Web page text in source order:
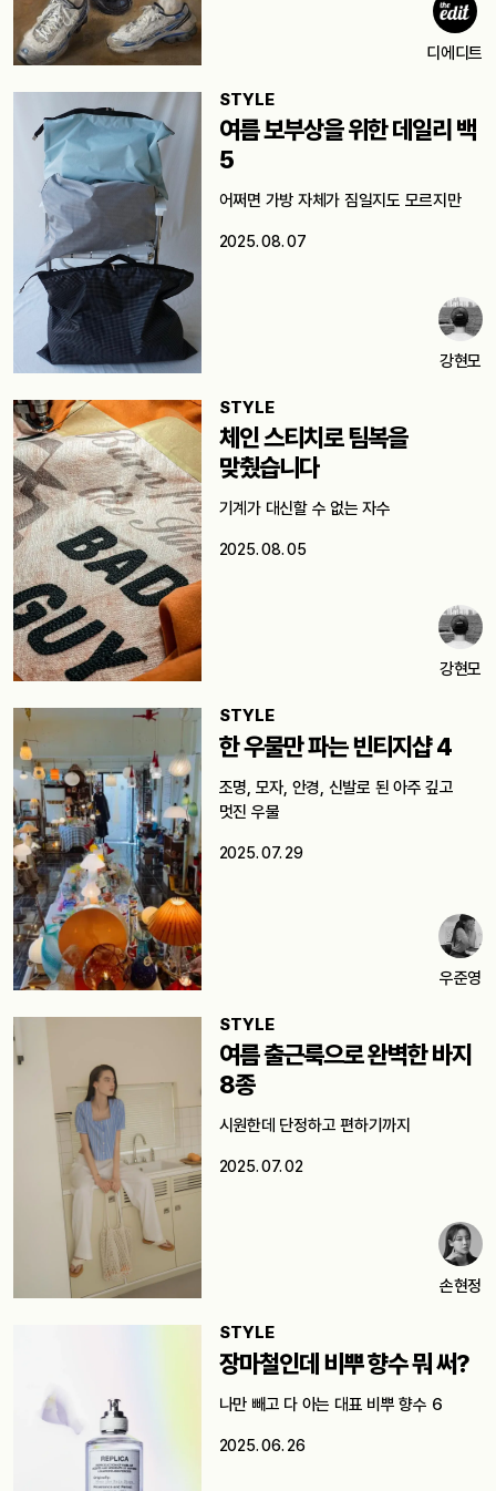
디에디트
STYLE
여름 보부상을 위한 데일리 백
5
어쩌면 가방 자체가 짐일지도 모르지만
2025. 08. 07
강현모
STYLE
체인 스티치로 팀복을
맞췄습니다
기계가 대신할 수 없는 자수
2025. 08. 05
강현모
STYLE
한 우물만 파는 빈티지샵 4
조명, 모자, 안경, 신발로 된 아주 깊고
멋진 우물
2025. 07. 29
우준영
STYLE
여름 출근룩으로 완벽한 바지
8종
시원한데 단정하고 편하기까지
2025. 07. 02
손현정
STYLE
장마철인데 비뿌 향수 뭐 써?
나만 빼고 다 아는 대표 비뿌 향수 6
2025. 06. 26